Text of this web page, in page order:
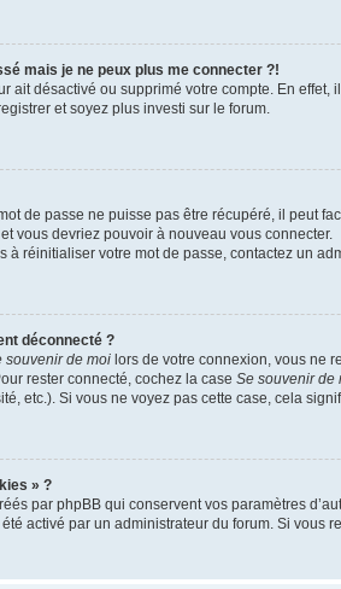
mais je ne peux plus me connecter ?!
ait désactivé ou supprimé votre compte. En
et soyez plus investi sur le forum.
de passe ne puisse pas être récupéré, il peut
vous devriez pouvoir à nouveau vous connecter.
à réinitialiser votre mot de passe, contactez un
déconnecté ?
souvenir de moi lors de votre connexion, vous ne
rester connecté, cochez la case Se souvenir de
etc.). Si vous ne voyez pas cette case, cela
» ?
par phpBB qui conservent vos paramètres
activé par un administrateur du forum. Si